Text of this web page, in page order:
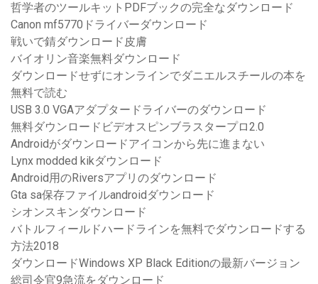
哲学者のツールキットPDFブックの完全なダウンロード
Canon mf5770ドライバーダウンロード
戦いで錆ダウンロード皮膚
バイオリン音楽無料ダウンロード
ダウンロードせずにオンラインでダニエルスチールの本を
無料で読む
USB 3.0 VGAアダプタードライバーのダウンロード
無料ダウンロードビデオスピンブラスタープロ2.0
Androidがダウンロードアイコンから先に進まない
Lynx modded kikダウンロード
Android用のRiversアプリのダウンロード
Gta sa保存ファイルandroidダウンロード
シオンスキンダウンロード
バトルフィールドハードラインを無料でダウンロードする
方法2018
ダウンロードWindows XP Black Editionの最新バージョン
総司令官9急流をダウンロード